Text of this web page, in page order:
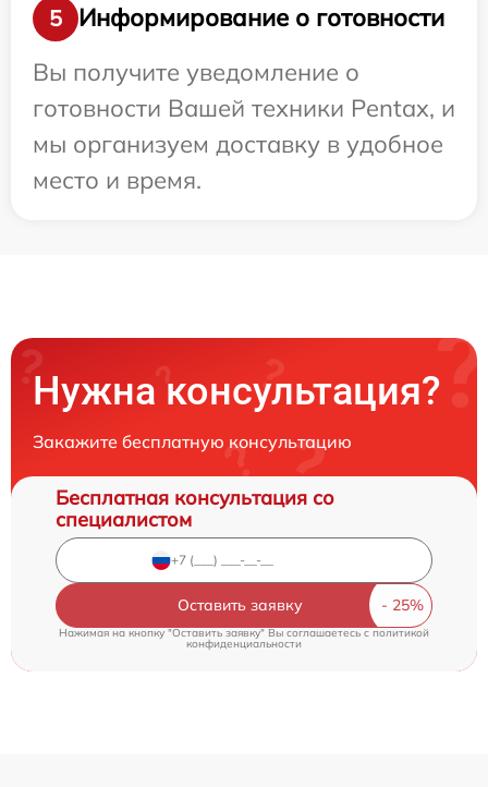
5
Информирование о готовности
Вы получите уведомление о
готовности Вашей техники Pentax, и
мы организуем доставку в удобное
место и время.
Нужна консультация?
Закажите бесплатную консультацию
Бесплатная консультация со
специалистом
Оставить заявку
Нажимая на кнопку "Оставить заявку" Вы соглашаетесь cполитикой
конфиденциальности